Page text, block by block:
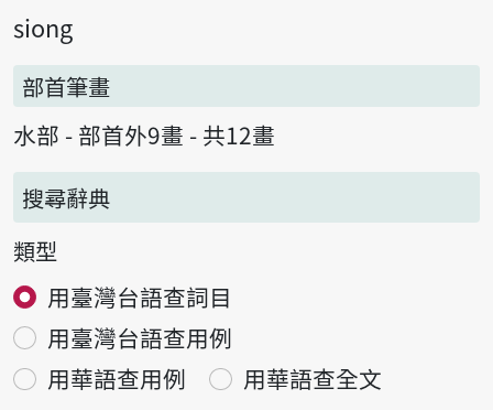
siong
部首筆畫
水部 - 部首外9畫 - 共12畫
搜尋辭典
類型
用臺灣台語查詞目
用臺灣台語查用例
用華語查用例
用華語查全文